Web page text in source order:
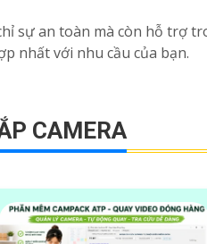
sự an toàn mà còn hỗ trợ
nhất với nhu cầu của bạn.
CAMERA